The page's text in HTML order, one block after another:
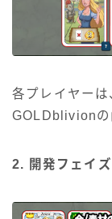
各プレイヤー
GOLDblivionの
2. 開発フェイズ